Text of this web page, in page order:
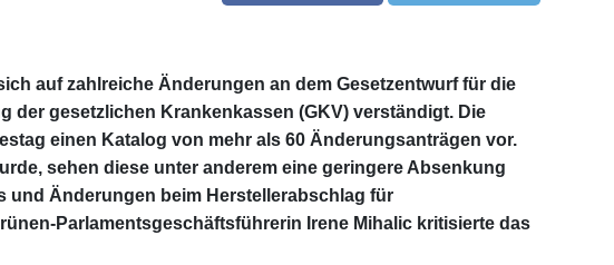
auf zahlreiche Änderungen an dem Gesetzentwurf für die
der gesetzlichen Krankenkassen (GKV) verständigt. Die
einen Katalog von mehr als 60 Änderungsanträgen vor.
sehen diese unter anderem eine geringere Absenkung
und Änderungen beim Herstellerabschlag für
Parlamentsgeschäftsführerin Irene Mihalic kritisierte das